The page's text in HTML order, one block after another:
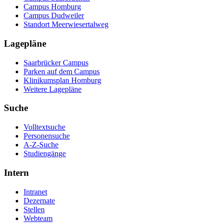
Campus Homburg
Campus Dudweiler
Standort Meerwiesertalweg
Lagepläne
Saarbrücker Campus
Parken auf dem Campus
Klinikumsplan Homburg
Weitere Lagepläne
Suche
Volltextsuche
Personensuche
A-Z-Suche
Studiengänge
Intern
Intranet
Dezernate
Stellen
Webteam